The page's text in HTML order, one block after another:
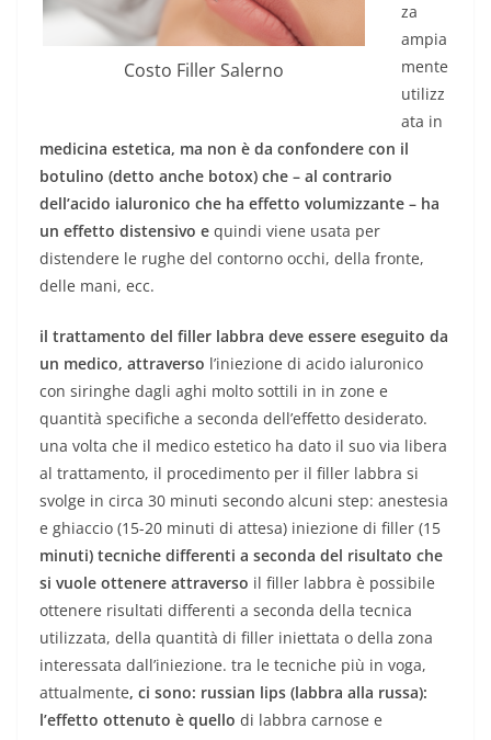
Costo Filler Salerno
za
ampia
mente
utilizz
ata in
medicina estetica, ma non è da confondere con il
botulino (detto anche botox) che – al contrario
dell’acido ialuronico che ha effetto volumizzante – ha
un effetto distensivo e quindi viene usata per
distendere le rughe del contorno occhi, della fronte,
delle mani, ecc.
il trattamento del filler labbra deve essere eseguito da
un medico, attraverso l’iniezione di acido ialuronico
con siringhe dagli aghi molto sottili in in zone e
quantità specifiche a seconda dell’effetto desiderato.
una volta che il medico estetico ha dato il suo via libera
al trattamento, il procedimento per il filler labbra si
svolge in circa 30 minuti secondo alcuni step: anestesia
e ghiaccio (15-20 minuti di attesa) iniezione di filler (15
minuti) tecniche differenti a seconda del risultato che
si vuole ottenere attraverso il filler labbra è possibile
ottenere risultati differenti a seconda della tecnica
utilizzata, della quantità di filler iniettata o della zona
interessata dall’iniezione. tra le tecniche più in voga,
attualmente, ci sono: russian lips (labbra alla russa):
l’effetto ottenuto è quello di labbra carnose e